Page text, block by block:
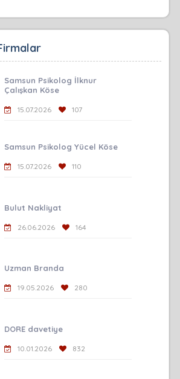
Samsun Psikolog İlknur
Çalışkan Köse
15.07.2026 107
Samsun Psikolog Yücel Köse
15.07.2026 110
Bulut Nakliyat
26.06.2026 164
Uzman Branda
19.05.2026 280
DORE davetiye
10.01.2026 832